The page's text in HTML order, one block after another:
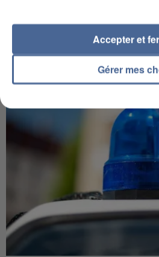
Il est soupçonné d'y avoir
France.
Gérer mes
Accepter et